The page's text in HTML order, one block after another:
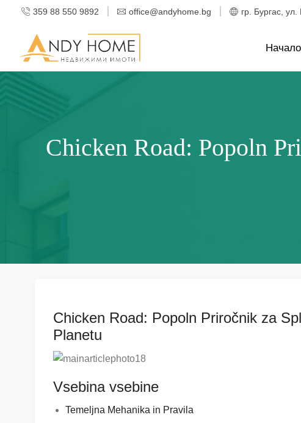
359 88 550 9892 office@andyhome.bg гр. Бургас,
Начало
Chicken Road: Popoln
Chicken Road: Popoln Priročnik za
Planetu
Vsebina vsebine
Temeljna Mehanika in Pravila